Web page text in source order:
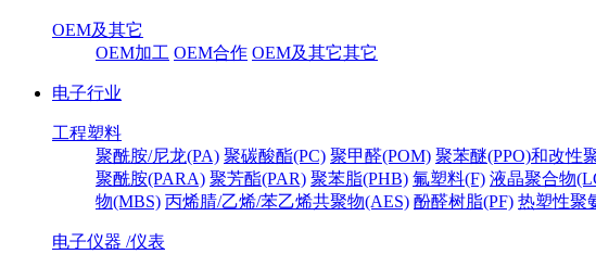
OEM及其它
OEM加工 OEM合作 OEM及其它其它
电子行业
工程塑料
聚酰胺/尼龙(PA) 聚碳酸酯(PC) 聚甲醛(POM) 聚苯醚(PPO)和改性
聚酰胺(PARA) 聚芳酯(PAR) 聚苯脂(PHB) 氟塑料(F) 液晶聚合物
物(MBS) 丙烯腈/乙烯/苯乙烯共聚物(AES) 酚醛树脂(PF) 热塑性聚
电子仪器 /仪表